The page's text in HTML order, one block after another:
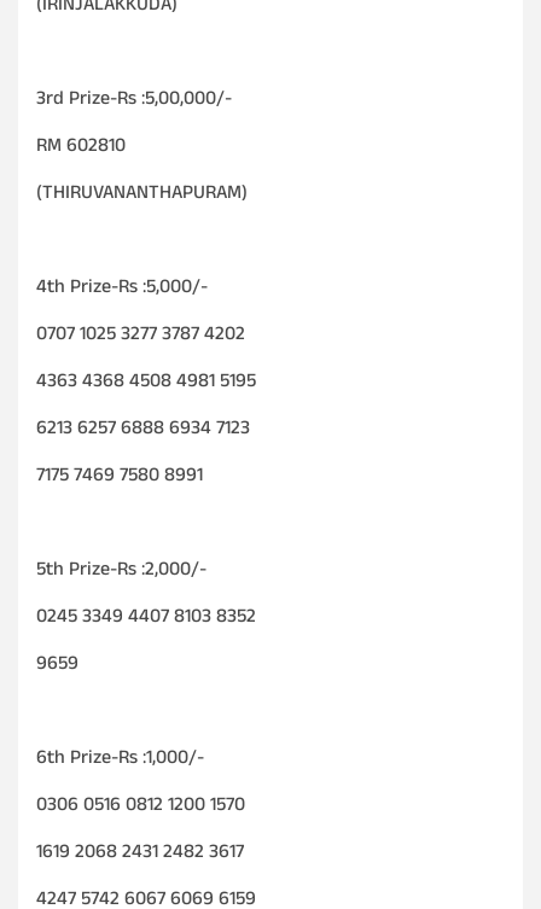
3rd Prize-Rs :5,00,000/-
RM 602810
(THIRUVANANTHAPURAM)
4th Prize-Rs :5,000/-
0707 1025 3277 3787 4202
4363 4368 4508 4981 5195
6213 6257 6888 6934 7123
7175 7469 7580 8991
5th Prize-Rs :2,000/-
0245 3349 4407 8103 8352
9659
6th Prize-Rs :1,000/-
0306 0516 0812 1200 1570
1619 2068 2431 2482 3617
4247 5742 6067 6069 6159